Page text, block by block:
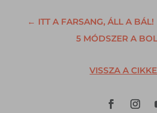
← ITT A FARSANG, ÁLL A BÁL!
5 MÓDSZER A
VISSZA A